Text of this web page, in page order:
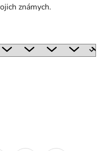
známych.